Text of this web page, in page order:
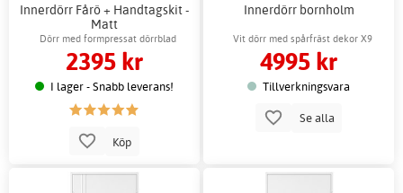
Innerdörr Fårö + Handtagskit -
Matt
Dörr med formpressat dörrblad
2395 kr
I lager - Snabb leverans!
Köp
Innerdörr bornholm
Vit dörr med spårfräst dekor X9
4995 kr
Tillverkningsvara
Se alla